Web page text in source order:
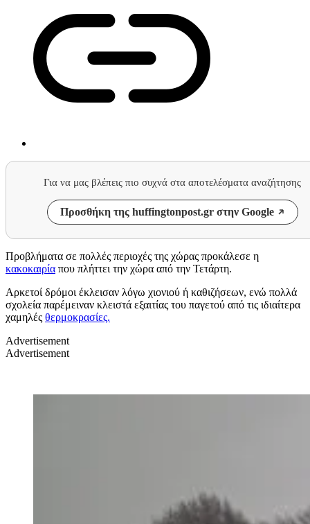
Για να μας βλέπεις πιο συχνά στα αποτελέσματα αναζήτησης
Προσθήκη της huffingtonpost.gr στην Google
Προβλήματα σε πολλές περιοχές της χώρας προκάλεσε η
κακοκαιρία που πλήττει την χώρα από την Τετάρτη.
Αρκετοί δρόμοι έκλεισαν λόγω χιονιού ή καθιζήσεων, ενώ πολλά
σχολεία παρέμειναν κλειστά εξαιτίας του παγετού από τις ιδιαίτερα
χαμηλές θερμοκρασίες.
Advertisement
Advertisement